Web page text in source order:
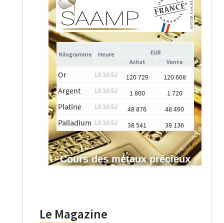
Heure
EUR
Achat
Vente
Or 18:38:52 120 729 120 608
Argent 18:38:52 1 800 1 720
Platine 18:38:52 48 876 48 490
Palladium 18:38:52 38 541 38 136
Cours des métaux précieux
Le Magazine